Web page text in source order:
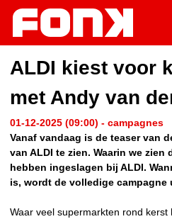
ALDI kiest voor
met Andy van
01-12-2025 (09:00) - campagnes
Vanaf vandaag is de teaser van
van ALDI te zien. Waarin we
hebben ingeslagen bij ALDI.
is, wordt de volledige campagne
Waar veel supermarkten rond kerst